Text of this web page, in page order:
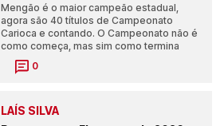
Mengão é o maior campeão estadual,
agora são 40 títulos de Campeonato
Carioca e contando. O Campeonato não é
como começa, mas sim como termina
0
LAÍS SILVA